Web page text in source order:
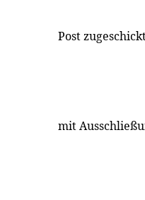
Post
mit